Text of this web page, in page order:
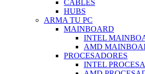
CABLES
HUBS
ARMA TU PC
MAINBOARD
INTEL
AMD
PROCESADORES
INTEL